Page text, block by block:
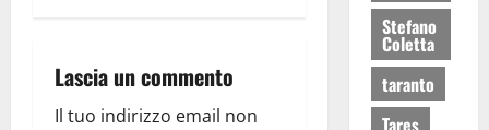
Lascia un commento
Il tuo indirizzo email non
Stefano
Coletta
taranto
Tares